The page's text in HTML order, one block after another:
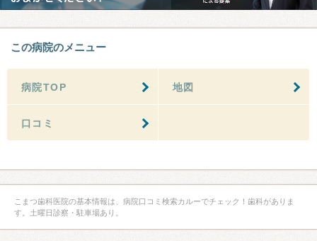
この病院のメニュー
病院TOP 地図
口コミ
こまつ歯科医院の基本情報は、病院口コミ検索カルーでチェック！歯科がありま
す。土曜日診察・駐車場あり。